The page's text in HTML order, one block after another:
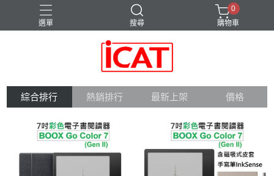
選單 搜尋
平板電腦
筆記型電腦
0
購物車
綜合排行 熱銷排行 最新上架 價格